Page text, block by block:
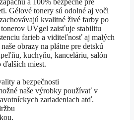
Gélové tonery sú odolné aj voči
kvalitné živé farby po
UVgel zaisťuje stabilitu
farieb a viditeľnosť aj malých
obrazy na plátne pre detskú
kuchyňu, kanceláriu, salón
ďalších miest.
a bezpečnosti
naše výrobky používať v
zariadeniach atď.